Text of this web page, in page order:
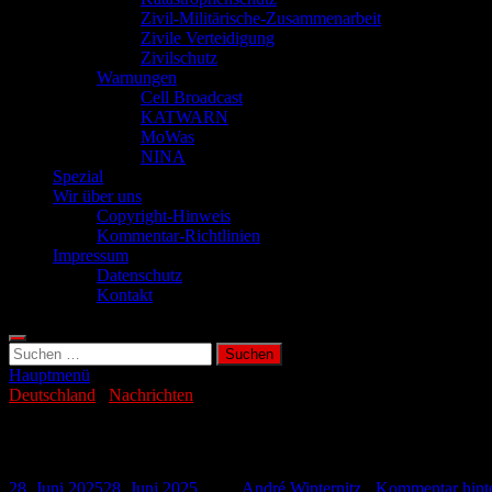
Zivil-Militärische-Zusammenarbeit
Zivile Verteidigung
Zivilschutz
Warnungen
Cell Broadcast
KATWARN
MoWas
NINA
Spezial
Wir über uns
Copyright-Hinweis
Kommentar-Richtlinien
Impressum
Datenschutz
Kontakt
Suchen
nach:
Hauptmenü
Deutschland
Nachrichten
28. Juni 202528. Juni 2025 André Winternitz Kommentar